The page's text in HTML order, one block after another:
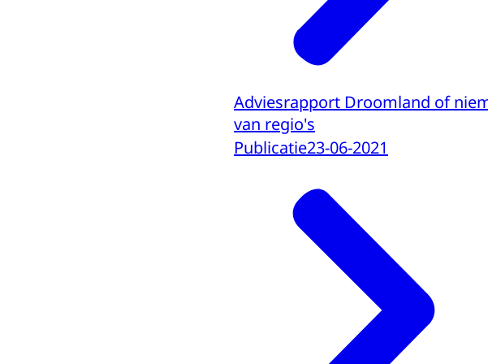
Adviesrapport Droomland of
van regio's
Publicatie23-06-2021